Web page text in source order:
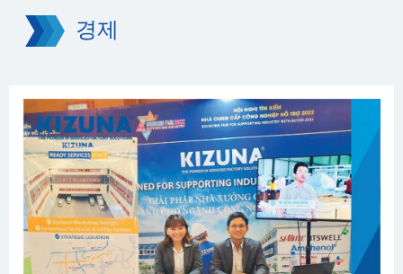
경제